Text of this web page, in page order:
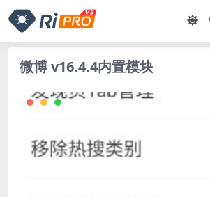
微博 v16.4.4内置模块